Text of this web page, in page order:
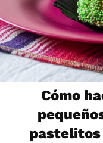
Cómo
pastelitos